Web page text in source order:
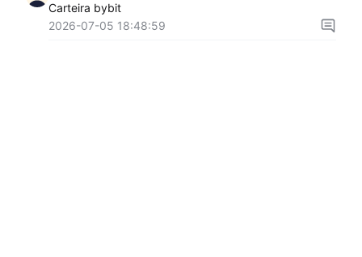
Carteira bybit
2026-07-05 18:48:59